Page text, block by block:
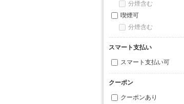
分煙含む
喫煙可
分煙含む
スマート支払い
スマート支払い可
クーポン
クーポンあり